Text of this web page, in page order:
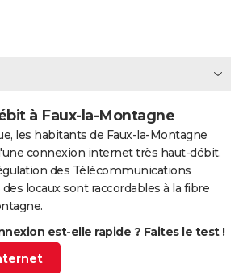
à Faux-la-Montagne
les habitants de Faux-la-Montagne
connexion internet très haut-débit.
des Télécommunications
des locaux sont raccordables à la fibre
est-elle rapide ? Faites le test !